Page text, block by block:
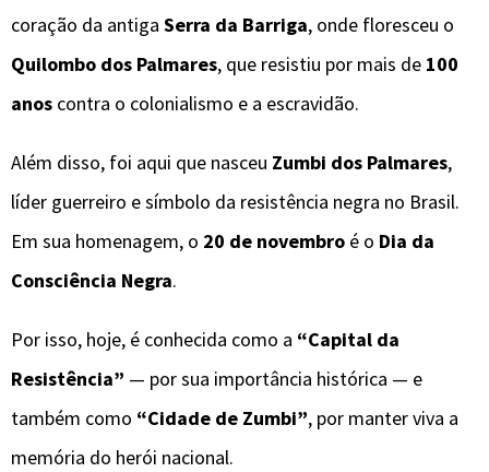
coração da antiga Serra da Barriga, onde floresceu o
Quilombo dos Palmares, que resistiu por mais de 100
anos contra o colonialismo e a escravidão.
Além disso, foi aqui que nasceu Zumbi dos Palmares,
líder guerreiro e símbolo da resistência negra no Brasil.
Em sua homenagem, o 20 de novembro é o Dia da
Consciência Negra.
Por isso, hoje, é conhecida como a “Capital da
Resistência” — por sua importância histórica — e
também como “Cidade de Zumbi”, por manter viva a
memória do herói nacional.